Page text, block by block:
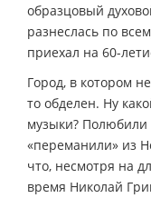
образцовый
разнеслась по
приехал на 60-
Город, в котором
то обделен. Ну
музыки? Полюбили
«переманили» из
что, несмотря на
время Николай